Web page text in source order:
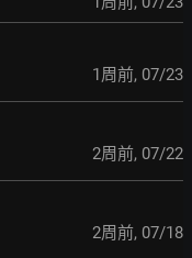
1周前, 07/23
2周前, 07/22
2周前, 07/18